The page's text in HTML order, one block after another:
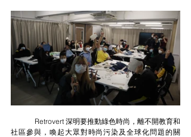
社區參與，喚起大眾對時尚污染及全球化問題的關